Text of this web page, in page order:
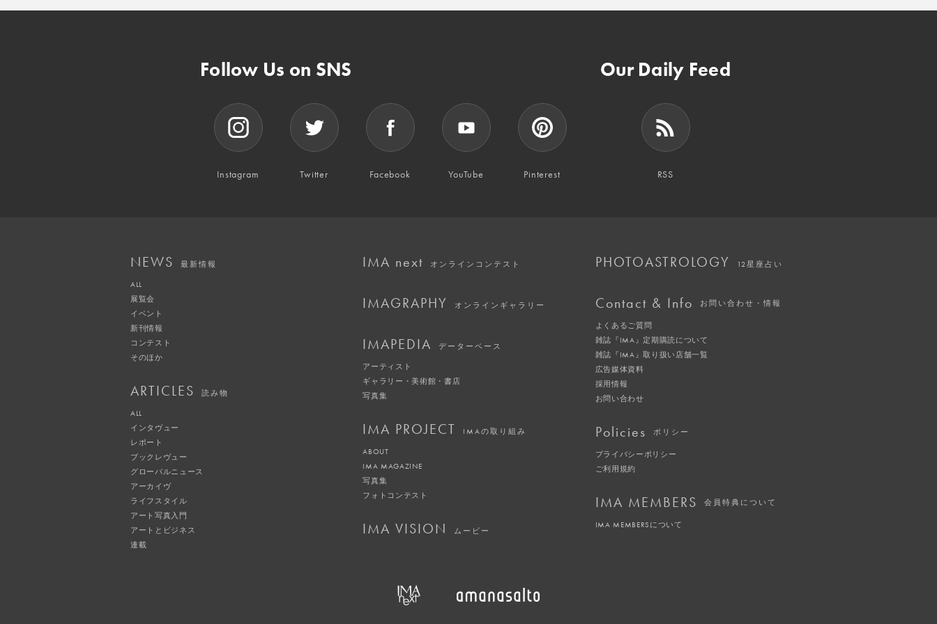
Follow Us on SNS
Instagram Twitter Facebook YouTube Pinterest
Our Daily Feed
RSS
NEWS 最新情報
ALL
展覧会
イベント
新刊情報
コンテスト
そのほか
ARTICLES 読み物
ALL
インタヴュー
レポート
ブックレヴュー
グローバルニュース
アーカイヴ
ライフスタイル
アート写真入門
アートとビジネス
連載
IMA next オンラインコンテスト
IMAGRAPHY オンラインギャラリー
IMAPEDIA データーベース
アーティスト
ギャラリー・美術館・書店
写真集
IMA PROJECT IMAの取り組み
ABOUT
IMA MAGAZINE
写真集
フォトコンテスト
IMA VISION ムービー
PHOTOASTROLOGY 12星座占い
Contact & Info お問い合わせ・情報
よくあるご質問
雑誌『IMA』定期購読について
雑誌『IMA』取り扱い店舗一覧
広告媒体資料
採用情報
お問い合わせ
Policies ポリシー
プライバシーポリシー
ご利用規約
IMA MEMBERS 会員特典について
IMA MEMBERSについて